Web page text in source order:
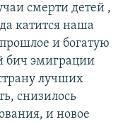
смерти детей ,
катится наша
и богатую
бич эмиграции
лучших
снизилось
и новое